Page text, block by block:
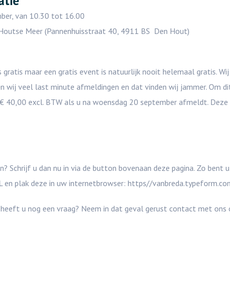
van 10.30 tot 16.00
Meer (Pannenhuisstraat 40, 4911 BS Den Hout)
gratis maar een gratis event is natuurlijk nooit helemaal gratis.
wij veel last minute afmeldingen en dat vinden wij jammer. Om
40,00 excl. BTW als u na woensdag 20 september afmeldt. Deze
Schrijf u dan nu in via de button bovenaan deze pagina. Zo bent
en plak deze in uw internetbrowser: https//
u nog een vraag? Neem in dat geval gerust contact met